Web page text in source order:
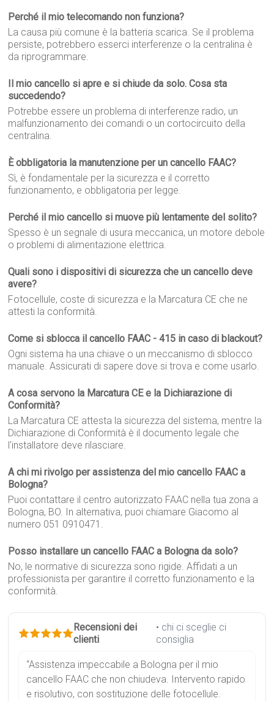
Perché il mio telecomando non funziona?
La causa più comune è la batteria scarica. Se il problema
persiste, potrebbero esserci interferenze o la centralina è
da riprogrammare.
Il mio cancello si apre e si chiude da solo. Cosa sta
succedendo?
Potrebbe essere un problema di interferenze radio, un
malfunzionamento dei comandi o un cortocircuito della
centralina.
È obbligatoria la manutenzione per un cancello FAAC?
Sì, è fondamentale per la sicurezza e il corretto
funzionamento, e obbligatoria per legge.
Perché il mio cancello si muove più lentamente del solito?
Spesso è un segnale di usura meccanica, un motore debole
o problemi di alimentazione elettrica.
Quali sono i dispositivi di sicurezza che un cancello deve
avere?
Fotocellule, coste di sicurezza e la Marcatura CE che ne
attesti la conformità.
Come si sblocca il cancello FAAC - 415 in caso di blackout?
Ogni sistema ha una chiave o un meccanismo di sblocco
manuale. Assicurati di sapere dove si trova e come usarlo.
A cosa servono la Marcatura CE e la Dichiarazione di
Conformità?
La Marcatura CE attesta la sicurezza del sistema, mentre la
Dichiarazione di Conformità è il documento legale che
l'installatore deve rilasciare.
A chi mi rivolgo per assistenza del mio cancello FAAC a
Bologna?
Puoi contattare il centro autorizzato FAAC nella tua zona a
Bologna, BO. In alternativa, puoi chiamare Giacomo al
numero 051 0910471.
Posso installare un cancello FAAC a Bologna da solo?
No, le normative di sicurezza sono rigide. Affidati a un
professionista per garantire il corretto funzionamento e la
conformità.
Recensioni dei
clienti
• chi ci sceglie ci
consiglia
“Assistenza impeccabile a Bologna per il mio
cancello FAAC che non chiudeva. Intervento rapido
e risolutivo, con sostituzione delle fotocellule.